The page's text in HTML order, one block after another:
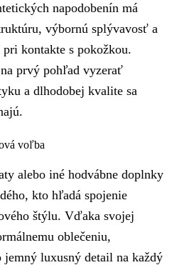
napodobenín má
výbornú splývavosť a
kontakte s pokožkou.
prvý pohľad vyzerať
a dlhodobej kvalite sa
voľba
alebo iné hodvábne doplnky
kto hľadá spojenie
štýlu. Vďaka svojej
oblečeniu,
luxusný detail na každý